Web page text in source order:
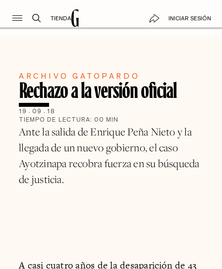
TIENDA INICIAR SESIÓN
ARCHIVO GATOPARDO
Rechazo a la versión oficial
19 . 09 . 18
TIEMPO DE LECTURA: 00 MIN
Ante la salida de Enrique Peña Nieto y la
llegada de un nuevo gobierno, el caso
Ayotzinapa recobra fuerza en su búsqueda
de justicia.
A casi cuatro años de la desaparición de 43